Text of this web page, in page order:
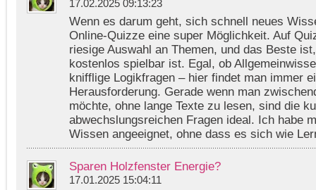
17.02.2025 09:13:23
Wenn es darum geht, sich schnell neues
Online-Quizze eine super Möglichkeit. Auf
riesige Auswahl an Themen, und das Beste
kostenlos spielbar ist. Egal, ob
knifflige Logikfragen – hier findet man immer
Herausforderung. Gerade wenn man
möchte, ohne lange Texte zu lesen, sind die
abwechslungsreichen Fragen ideal. Ich habe
Wissen angeeignet, ohne dass es sich wie
Sparen Holzfenster Energie?
17.01.2025 15:04:11